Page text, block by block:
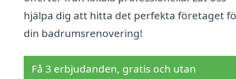
hjälpa dig att hitta det perfekta företaget
din badrumsrenovering!
Få 3 erbjudanden, gratis och utan